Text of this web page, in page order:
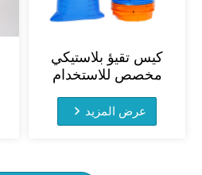
كيس تقيؤ بلاستيكي
مخصص للاستخدام
مرة واحدة سعة 1500
مل، كيس طبي للتقيؤ
عرض المزيد